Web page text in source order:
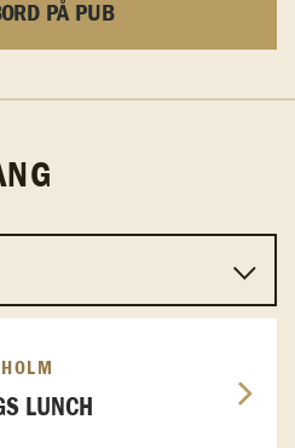
PÅ PUB
LUNCH